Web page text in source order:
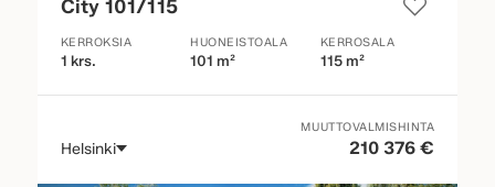
City 101/115
KERROKSIA
1 krs.
HUONEISTOALA
101 m²
KERROSALA
115 m²
Helsinki
MUUTTOVALMISHINTA
210 376 €